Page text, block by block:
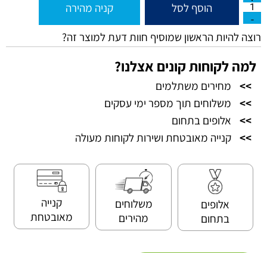
הוסף לסל קניה מהירה
רוצה להיות הראשון שמוסיף חוות דעת למוצר זה?
למה לקוחות קונים אצלנו?
>>
מחירים משתלמים
>>
משלוחים תוך מספר ימי עסקים
>>
אלופים בתחום
>> קנייה מאובטחת ושירות לקוחות מעולה
אלופים
בתחום
משלוחים
מהירים
קנייה
מאובטחת